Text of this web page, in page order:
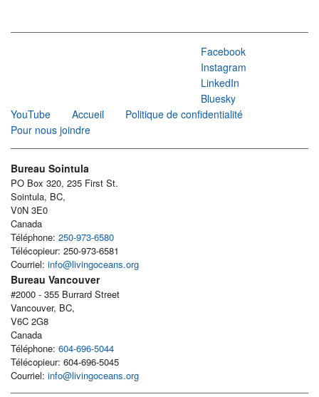
Facebook
Instagram
LinkedIn
Bluesky
YouTube
Accueil
Politique de confidentialité
Pour nous joindre
Bureau Sointula
PO Box 320, 235 First St.
Sointula, BC,
V0N 3E0
Canada
Téléphone: 250-973-6580
Télécopieur: 250-973-6581
Courriel: info@livingoceans.org
Bureau Vancouver
#2000 - 355 Burrard Street
Vancouver, BC,
V6C 2G8
Canada
Téléphone: 604-696-5044
Télécopieur: 604-696-5045
Courriel: info@livingoceans.org